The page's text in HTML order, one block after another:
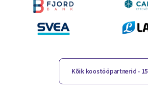
Kõik koostööpartnerid - 15